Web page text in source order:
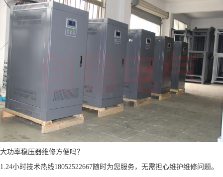
大功率稳压器维修方便吗？
1.24小时技术热线18052522667随时为您服务，无需担心维护维修问题。